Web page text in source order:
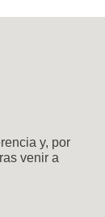
y, por
venir a